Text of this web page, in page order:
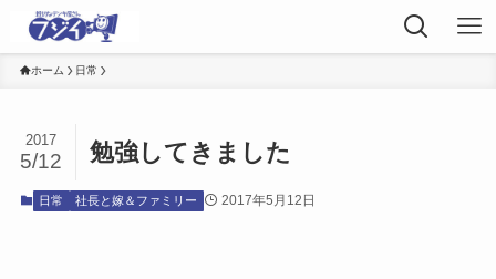
ホーム 日常
勉強してきました
2017
5/12
日常 社長と嫁＆ファミリー 2017年5月12日